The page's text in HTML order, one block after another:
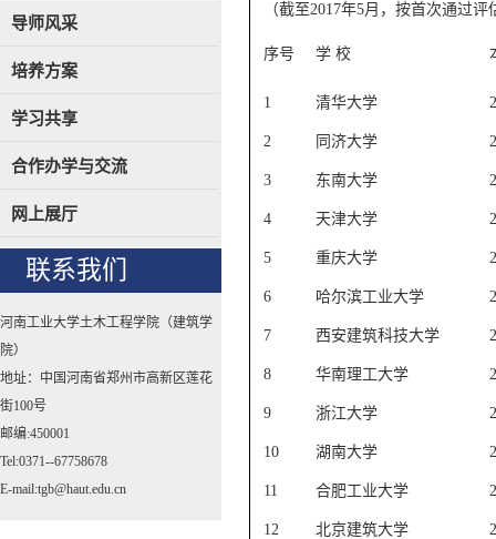
导师风采
培养方案
学习共享
合作办学与交流
网上展厅
联系我们
河南工业大学土木工程学院（建筑学
院）
地址：中国河南省郑州市高新区莲花
街100号
邮编:450001
Tel:0371--67758678
E-mail:tgb@haut.edu.cn
（截至2017年5月，按首次通过评
序号 学 校
1 清华大学
2 同济大学
3 东南大学
4 天津大学
5 重庆大学
6 哈尔滨工业大学
7 西安建筑科技大学
8 华南理工大学
9 浙江大学
10 湖南大学
11 合肥工业大学
12 北京建筑大学